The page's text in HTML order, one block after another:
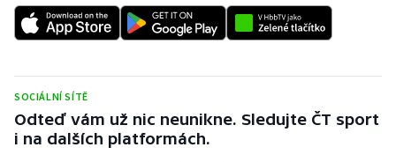
SOCIÁLNÍ SÍTĚ
Odteď vám už nic neunikne. Sledujte ČT sport
i na dalších platformách.